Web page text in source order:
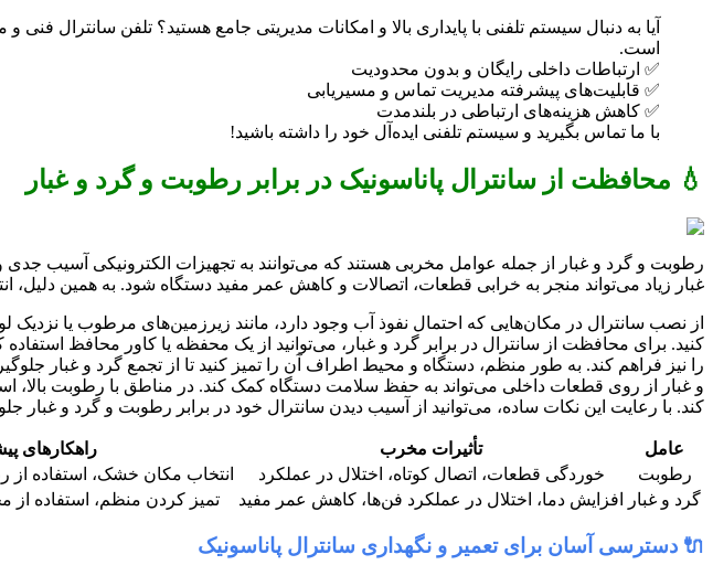
آیا به دنبال سیستم تلفنی با پایداری بالا و امکانات مدیریتی جامع هستید؟ تلفن
است.
✅ ارتباطات داخلی رایگان و بدون محدودیت
✅ قابلیت‌های پیشرفته مدیریت تماس و مسیریابی
✅ کاهش هزینه‌های ارتباطی در بلندمدت
با ما تماس بگیرید و سیستم تلفنی ایده‌آل خود را داشته باشید!
💧 محافظت از سانترال پاناسونیک در برابر رطوبت و گرد و غبار
رطوبت و گرد و غبار از جمله عوامل مخربی هستند که می‌توانند به تجهیزات الکترونیکی آسیب جدی
غبار زیاد می‌تواند منجر به خرابی قطعات، اتصالات و کاهش عمر مفید دستگاه شود. به همین
از نصب سانترال در مکان‌هایی که احتمال نفوذ آب وجود دارد، مانند زیرزمین‌های مرطوب یا
کنید. برای محافظت از سانترال در برابر گرد و غبار، می‌توانید از یک محفظه یا کاور محافظ
را نیز فراهم کند. به طور منظم، دستگاه و محیط اطراف آن را تمیز کنید تا از تجمع گرد و غبار
و غبار از روی قطعات داخلی می‌تواند به حفظ سلامت دستگاه کمک کند. در مناطق با رطوبت
کند. با رعایت این نکات ساده، می‌توانید از آسیب دیدن سانترال خود در برابر رطوبت و گرد و غبار
عامل تأثیرات مخرب
راهکارهای
رطوبت
خوردگی قطعات، اتصال کوتاه، اختلال در عملکرد
انتخاب مکان خشک، استفاده
گرد و غبار
افزایش دما، اختلال در عملکرد فن‌ها، کاهش عمر مفید تمیز کردن منظم، استفاده از
🔌 دسترسی آسان برای تعمیر و نگهداری سانترال پاناسونیک